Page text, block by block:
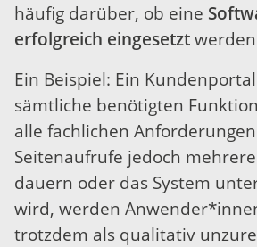
häufig darüber, ob eine
erfolgreich eingesetzt
Ein Beispiel: Ein
sämtliche benötigten
alle fachlichen
Seitenaufrufe jedoch
dauern oder das System
wird, werden
trotzdem als qualitativ